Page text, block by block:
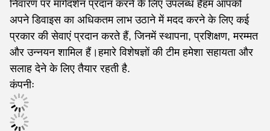
निवारण पर मार्गदर्शन प्रदान करने के लिए उपलब्ध हैंहम आपको
अपने डिवाइस का अधिकतम लाभ उठाने में मदद करने के लिए कई
प्रकार की सेवाएं प्रदान करते हैं, जिनमें स्थापना, प्रशिक्षण, मरम्मत
और उन्नयन शामिल हैं।हमारे विशेषज्ञों की टीम हमेशा सहायता और
सलाह देने के लिए तैयार रहती है.
कंपनीः